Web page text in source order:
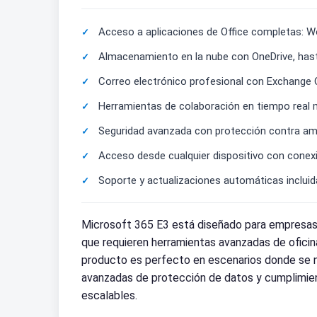
Acceso a aplicaciones de Office completas:
Almacenamiento en la nube con OneDrive,
Correo electrónico profesional con Exchange
Herramientas de colaboración en tiempo
Seguridad avanzada con protección contra
Acceso desde cualquier dispositivo con
Soporte y actualizaciones automáticas
Microsoft 365 E3 está diseñado para
que requieren herramientas avanzadas de
producto es perfecto en escenarios donde se
avanzadas de protección de datos y
escalables.